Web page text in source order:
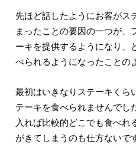
先ほど話したようにお客がス
まったことの要因の一つが、
ーキを提供するようになり、
べられるようになったことの
最初はいきなりステーキくら
テーキを食べられませんでし
入れば比較的どこでも食べれ
がきてしまうのも仕方ないで